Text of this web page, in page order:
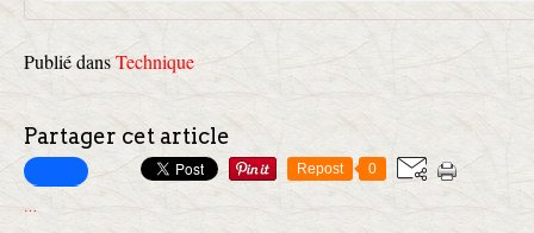
Publié dansTechnique
Partager cet article
Repost 0
…